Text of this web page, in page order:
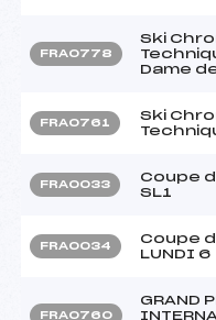
FRA0778
Ski
Dame
FRA0761
Ski
FRA0033
Coupe d
SL1
FRA0034
Coupe d
LUNDI 6
FRA0760
GRAND